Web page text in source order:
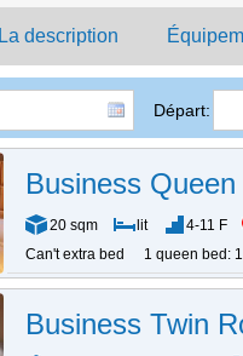
La description
Départ:
Business
20 sqm lit 4-11 F
Can't extra bed
1 queen bed:
Business Twin